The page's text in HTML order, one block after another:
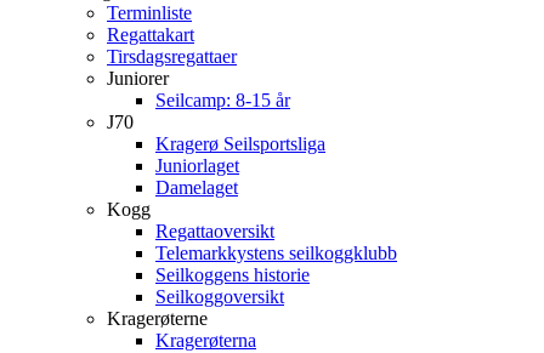
Terminliste
Regattakart
Tirsdagsregattaer
Juniorer
Seilcamp: 8-15 år
J70
Kragerø Seilsportsliga
Juniorlaget
Damelaget
Kogg
Regattaoversikt
Telemarkkystens seilkoggklubb
Seilkoggens historie
Seilkoggoversikt
Kragerøterne
Kragerøterna